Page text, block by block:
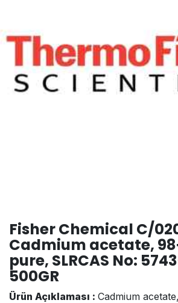
Fisher Chemical C/
Cadmium acetate,
pure, SLRCAS No:
500GR
Ürün Açıklaması : Cadmium